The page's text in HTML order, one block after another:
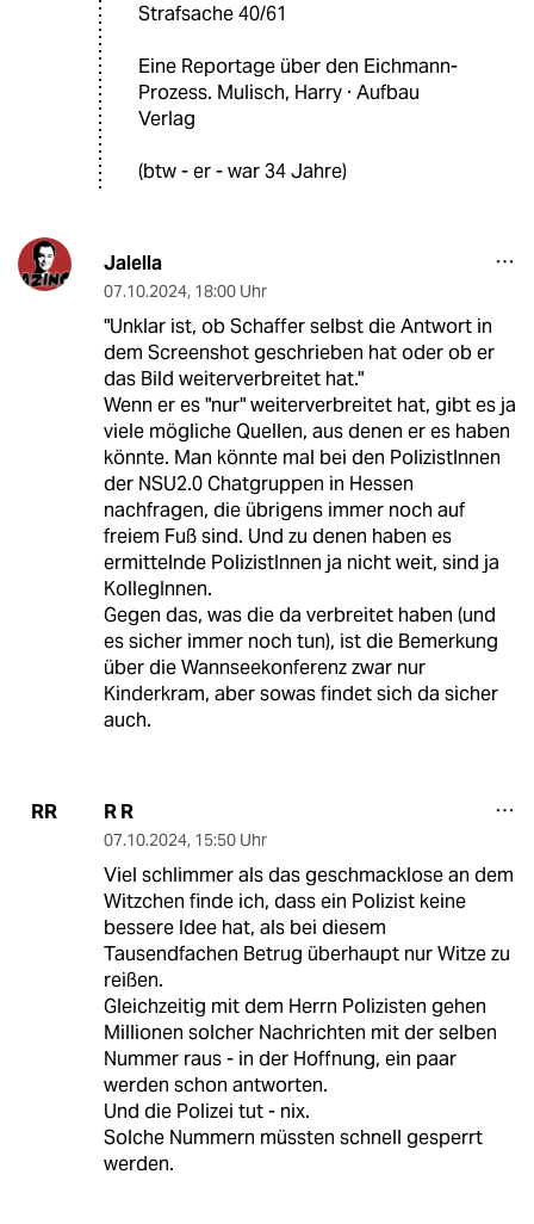
Strafsache 40/61
Eine Reportage über den Eichmann-
Prozess. Mulisch, Harry · Aufbau
Verlag
(btw - er - war 34 Jahre)
Jalella
07.10.2024, 18:00 Uhr
"Unklar ist, ob Schaffer selbst die Antwort in
dem Screenshot geschrieben hat oder ob er
das Bild weiterverbreitet hat."
Wenn er es "nur" weiterverbreitet hat, gibt es ja
viele mögliche Quellen, aus denen er es haben
könnte. Man könnte mal bei den PolizistInnen
der NSU2.0 Chatgruppen in Hessen
nachfragen, die übrigens immer noch auf
freiem Fuß sind. Und zu denen haben es
ermittelnde PolizistInnen ja nicht weit, sind ja
KollegInnen.
Gegen das, was die da verbreitet haben (und
es sicher immer noch tun), ist die Bemerkung
über die Wannseekonferenz zwar nur
Kinderkram, aber sowas findet sich da sicher
auch.
RR R R
07.10.2024, 15:50 Uhr
Viel schlimmer als das geschmacklose an dem
Witzchen finde ich, dass ein Polizist keine
bessere Idee hat, als bei diesem
Tausendfachen Betrug überhaupt nur Witze zu
reißen.
Gleichzeitig mit dem Herrn Polizisten gehen
Millionen solcher Nachrichten mit der selben
Nummer raus - in der Hoffnung, ein paar
werden schon antworten.
Und die Polizei tut - nix.
Solche Nummern müssten schnell gesperrt
werden.